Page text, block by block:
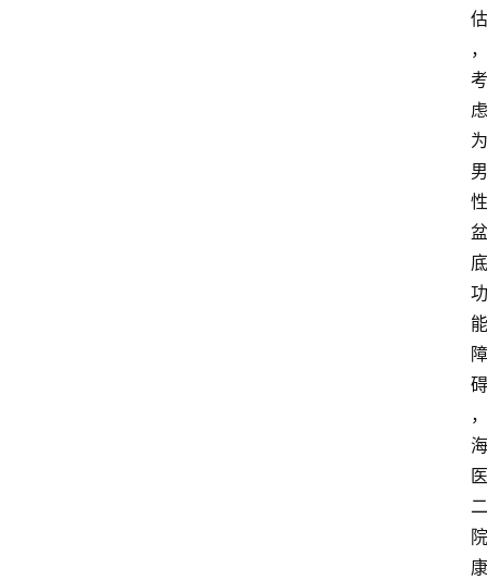
估
，
考
虑
为
男
性
盆
底
功
能
障
碍
，
海
医
二
院
康